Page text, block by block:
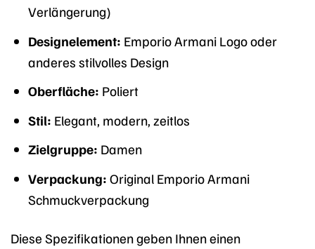
Verlängerung)
Designelement: Emporio Armani Logo oder
anderes stilvolles Design
Oberfläche: Poliert
Stil: Elegant, modern, zeitlos
Zielgruppe: Damen
Verpackung: Original Emporio Armani
Schmuckverpackung
Diese Spezifikationen geben Ihnen einen